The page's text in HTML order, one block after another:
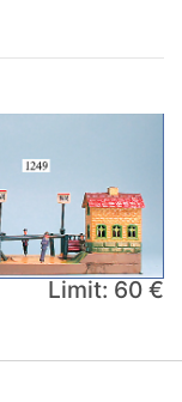
Limit: 60 €